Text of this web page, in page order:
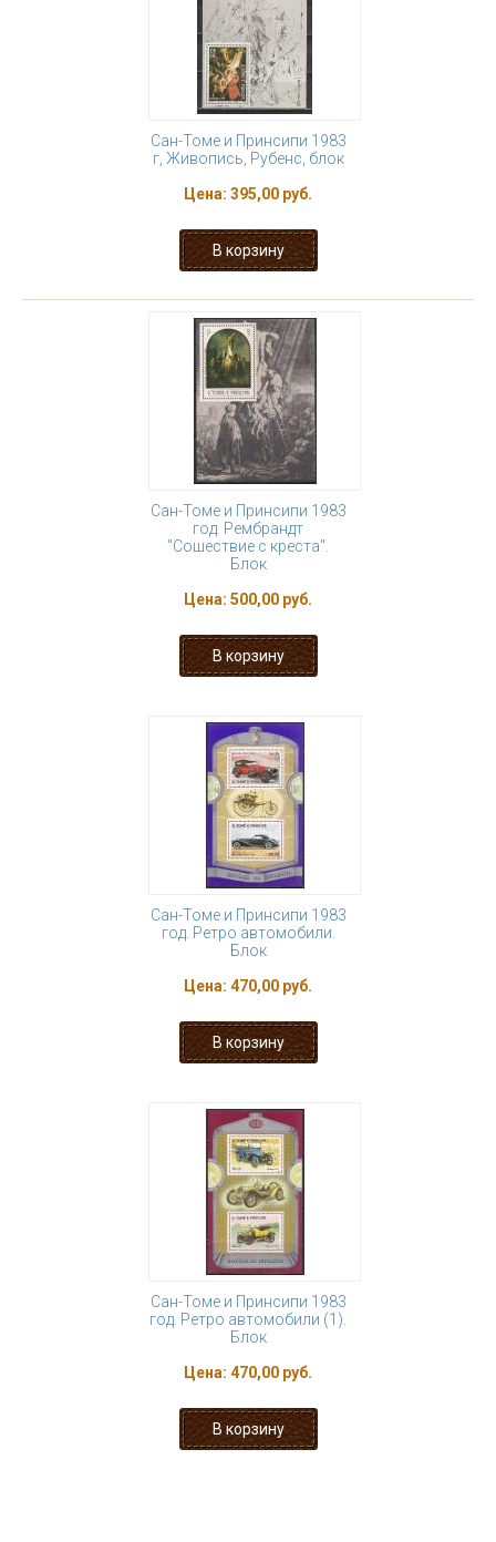
Сан-Томе и Принсипи 1983
г, Живопись, Рубенс, блок
Цена: 395,00 руб.
Сан-Томе и Принсипи 1983
год. Рембрандт
"Сошествие с креста".
Блок
Цена: 500,00 руб.
Сан-Томе и Принсипи 1983
год. Ретро автомобили.
Блок
Цена: 470,00 руб.
Сан-Томе и Принсипи 1983
год. Ретро автомобили (1).
Блок
Цена: 470,00 руб.